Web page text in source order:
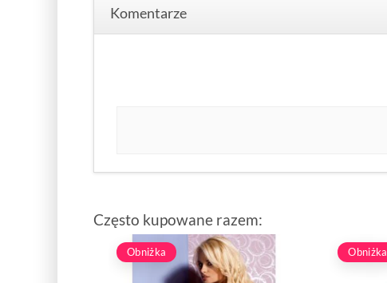
Komentarze
Często kupowane razem:
Obniżka Obniżka